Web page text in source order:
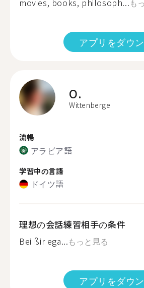
movies, books, philosoph...も
アプリをダウ
O.
Wittenberge
流暢
アラビア語
学習中の言語
ドイツ語
理想の会話練習相手の条件
Bei ßir ega...もっと見る
アプリをダウ